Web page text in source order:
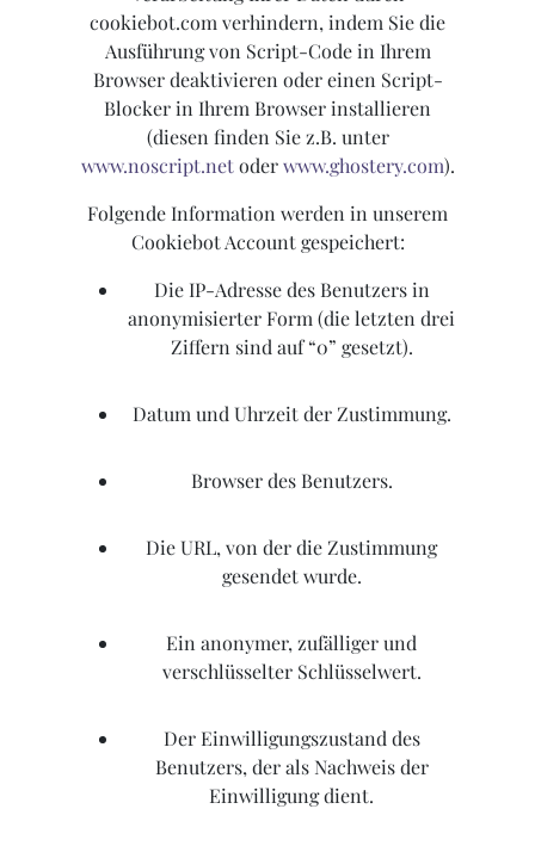
cookiebot.com verhindern, indem Sie die
Ausführung von Script-Code in Ihrem
Browser deaktivieren oder einen Script-
Blocker in Ihrem Browser installieren
(diesen finden Sie z.B. unter
www.noscript.netoderwww.ghostery.com).
Folgende Information werden in unserem
Cookiebot Account gespeichert:
Die IP-Adresse des Benutzers in
anonymisierter Form (die letzten drei
Ziffern sind auf “0” gesetzt).
Datum und Uhrzeit der Zustimmung.
Browser des Benutzers.
Die URL, von der die Zustimmung
gesendet wurde.
Ein anonymer, zufälliger und
verschlüsselter Schlüsselwert.
Der Einwilligungszustand des
Benutzers, der als Nachweis der
Einwilligung dient.